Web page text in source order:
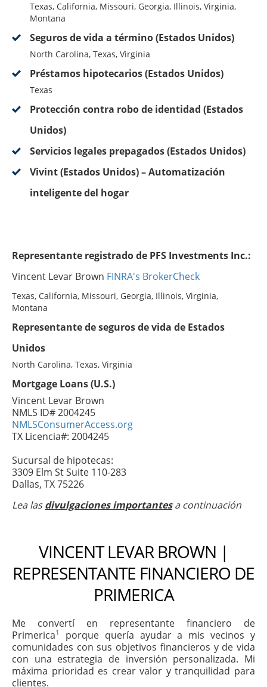
Texas, California, Missouri, Georgia, Illinois, Virginia,
Montana
Seguros de vida a término (Estados Unidos)
North Carolina, Texas, Virginia
Préstamos hipotecarios (Estados Unidos)
Texas
Protección contra robo de identidad (Estados
Unidos)
Servicios legales prepagados (Estados Unidos)
Vivint (Estados Unidos) – Automatización
inteligente del hogar
Representante registrado de PFS Investments Inc.:
Vincent Levar Brown FINRA's BrokerCheck
Texas, California, Missouri, Georgia, Illinois, Virginia,
Montana
Representante de seguros de vida de Estados
Unidos
North Carolina, Texas, Virginia
Mortgage Loans (U.S.)
Vincent Levar Brown
NMLS ID# 2004245
NMLSConsumerAccess.org
TX Licencia#: 2004245
Sucursal de hipotecas:
3309 Elm St Suite 110-283
Dallas, TX 75226
Lea lasdivulgaciones importantesa continuación
VINCENT LEVAR BROWN |
REPRESENTANTE FINANCIERO DE
PRIMERICA
Me convertí en representante financiero de
Primerica1
porque quería ayudar a mis vecinos y
comunidades con sus objetivos financieros y de vida
con una estrategia de inversión personalizada. Mi
máxima prioridad es crear valor y tranquilidad para
clientes.